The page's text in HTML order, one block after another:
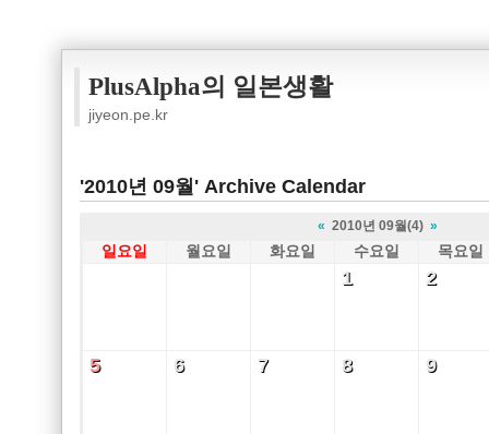
PlusAlpha의 일본생활
jiyeon.pe.kr
'2010년 09월' Archive Calendar
« 2010년 09월(4) »
일요일 월요일 화요일 수요일 목요일
1
1 2
2
5
5 6
6 7
7 8
8 9
9